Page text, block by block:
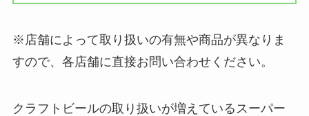
※店舗によって取り扱いの有無や商品が異なりま
すので、各店舗に直接お問い合わせください。
クラフトビールの取り扱いが増えているスーパー